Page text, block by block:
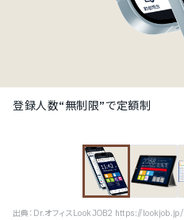
登録人数“無制限”で定額制
出典： Dr.オフィスLookJOB2 https://lookjob.jp/